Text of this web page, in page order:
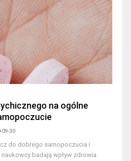
na ogólne
09-30
do dobrego samopoczucia i
badają wpływ zdrowia